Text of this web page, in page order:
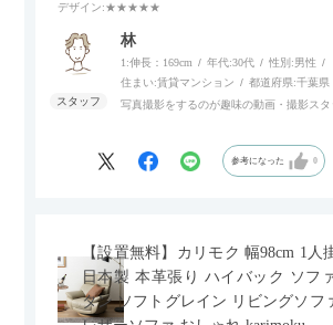
個人的にはコードレス＆充電式なので、コン
にせず、好きな場所に置けるのが画期的に感
デザイン:★★★★★
林
1:伸長：169cm 年代:30代 性別:男性
住まい:賃貸マンション 都道府県:千葉県
写真撮影をするのが趣味の動画・撮影スタ
参考になった 0
【設置無料】カリモク 幅98cm 1人
日本製 本革張り ハイバック ソフ
タン ソフトグレイン リビングソフ